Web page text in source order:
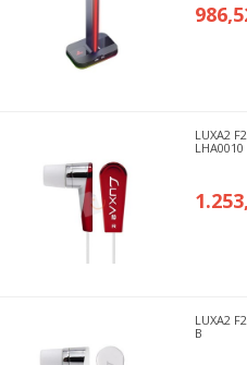
LUXA2
LHA0010
LUXA2
B